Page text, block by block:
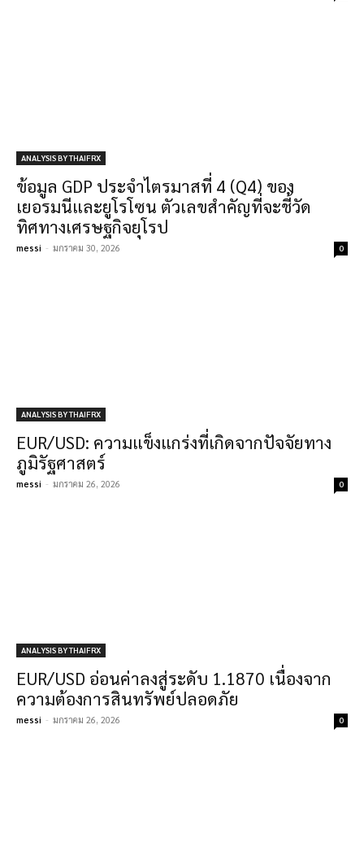
ANALYSIS BY THAIFRX
ข้อมูล GDP ประจำไตรมาสที่ 4 (Q4) ของ
เยอรมนีและยูโรโซน ตัวเลขสำคัญที่จะชี้วัด
ทิศทางเศรษฐกิจยุโรป
messi - มกราคม 30, 2026 0
ANALYSIS BY THAIFRX
EUR/USD: ความแข็งแกร่งที่เกิดจากปัจจัยทาง
ภูมิรัฐศาสตร์
messi - มกราคม 26, 2026 0
ANALYSIS BY THAIFRX
EUR/USD อ่อนค่าลงสู่ระดับ 1.1870 เนื่องจาก
ความต้องการสินทรัพย์ปลอดภัย
messi - มกราคม 26, 2026 0